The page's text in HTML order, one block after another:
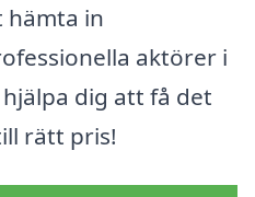
hämta in
aktörer i
dig att få det
rätt pris!